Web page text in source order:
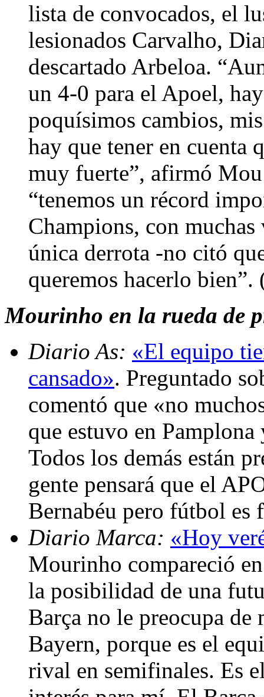
lista de convocados, el
lesionados Carvalho,
descartado Arbeloa.
un 4-0 para el Apoel,
poquísimos cambios,
hay que tener en cuenta
muy fuerte”, afirmó
“tenemos un récord
Champions, con
única derrota -no citó
queremos hacerlo
Mourinho en la rueda de
Diario As: «El equipo
cansado». Preguntado
comentó que «no
que estuvo en
Todos los demás están
gente pensará que el
Bernabéu pero fútbol
Diario Marca: «Hoy
Mourinho compareció
la posibilidad de una
Barça no le preocupa
Bayern, porque es el
rival en semifinales. Es